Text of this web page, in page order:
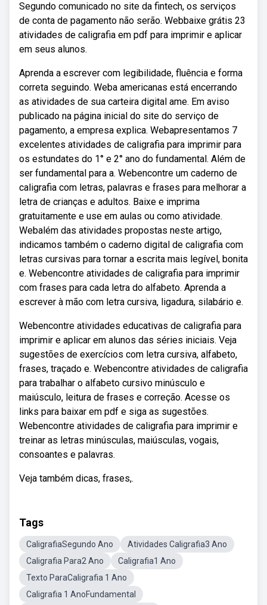
Segundo comunicado no site da fintech, os serviços
de conta de pagamento não serão. Webbaixe grátis 23
atividades de caligrafia em pdf para imprimir e aplicar
em seus alunos.
Aprenda a escrever com legibilidade, fluência e forma
correta seguindo. Weba americanas está encerrando
as atividades de sua carteira digital ame. Em aviso
publicado na página inicial do site do serviço de
pagamento, a empresa explica. Webapresentamos 7
excelentes atividades de caligrafia para imprimir para
os estundates do 1° e 2° ano do fundamental. Além de
ser fundamental para a. Webencontre um caderno de
caligrafia com letras, palavras e frases para melhorar a
letra de crianças e adultos. Baixe e imprima
gratuitamente e use em aulas ou como atividade.
Webalém das atividades propostas neste artigo,
indicamos também o caderno digital de caligrafia com
letras cursivas para tornar a escrita mais legível, bonita
e. Webencontre atividades de caligrafia para imprimir
com frases para cada letra do alfabeto. Aprenda a
escrever à mão com letra cursiva, ligadura, silabário e.
Webencontre atividades educativas de caligrafia para
imprimir e aplicar em alunos das séries iniciais. Veja
sugestões de exercícios com letra cursiva, alfabeto,
frases, traçado e. Webencontre atividades de caligrafia
para trabalhar o alfabeto cursivo minúsculo e
maiúsculo, leitura de frases e correção. Acesse os
links para baixar em pdf e siga as sugestões.
Webencontre atividades de caligrafia para imprimir e
treinar as letras minúsculas, maiúsculas, vogais,
consoantes e palavras.
Veja também dicas, frases,.
Tags
CaligrafiaSegundo Ano
Atividades Caligrafia3 Ano
Caligrafia Para2 Ano
Caligrafia1 Ano
Texto ParaCaligrafia 1 Ano
Caligrafia 1 AnoFundamental